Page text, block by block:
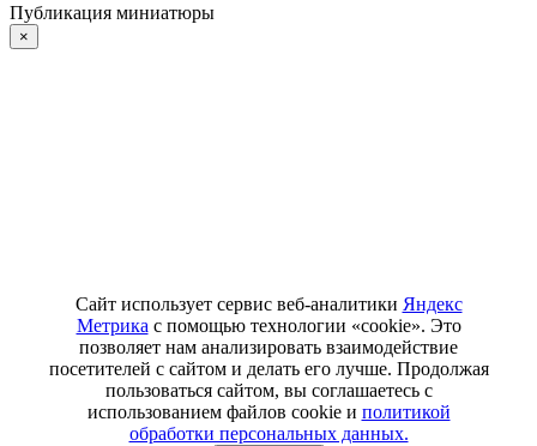
Публикация миниатюры
×
Сайт использует сервис веб-аналитики Яндекс
Метрика с помощью технологии «cookie». Это
позволяет нам анализировать взаимодействие
посетителей с сайтом и делать его лучше. Продолжая
пользоваться сайтом, вы соглашаетесь с
использованием файлов cookie и политикой
обработки персональных данных.